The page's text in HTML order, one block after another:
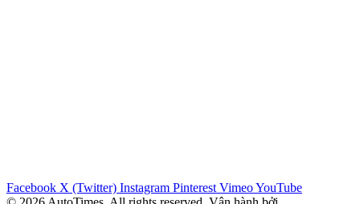
Facebook X (Twitter) Instagram Pinterest VimeoYouTube